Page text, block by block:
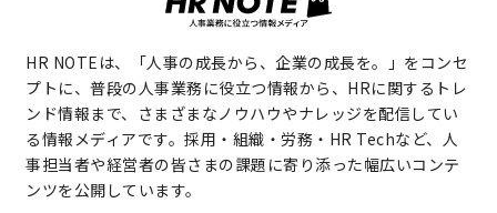
HR NOTEは、「人事の成長から、企業の成長を。」をコンセ
プトに、普段の人事業務に役立つ情報から、HRに関するトレ
ンド情報まで、さまざまなノウハウやナレッジを配信してい
る情報メディアです。採用・組織・労務・HR Techなど、人
事担当者や経営者の皆さまの課題に寄り添った幅広いコンテ
ンツを公開しています。